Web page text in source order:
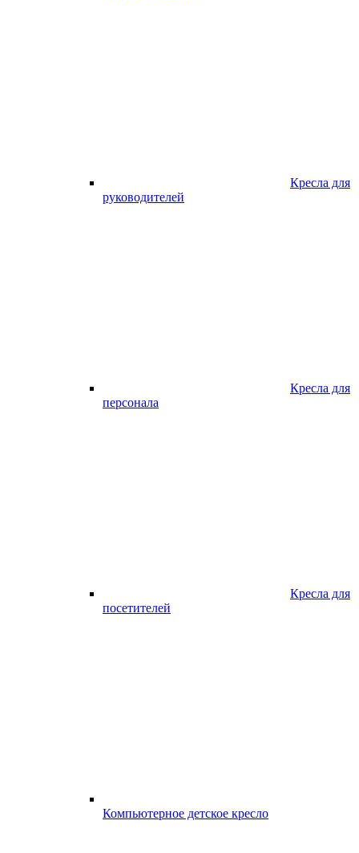
Кресла для
руководителей
Кресла для
персонала
Кресла для
посетителей
Компьютерное детское кресло